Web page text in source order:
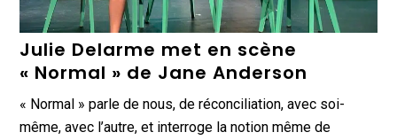
Julie Delarme met en scène
« Normal » de Jane Anderson
« Normal » parle de nous, de réconciliation, avec soi-
même, avec l’autre, et interroge la notion même de